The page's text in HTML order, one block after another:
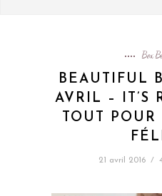
Box
BEAUTIFUL
AVRIL – IT’S
TOUT
21 avril 2016 /